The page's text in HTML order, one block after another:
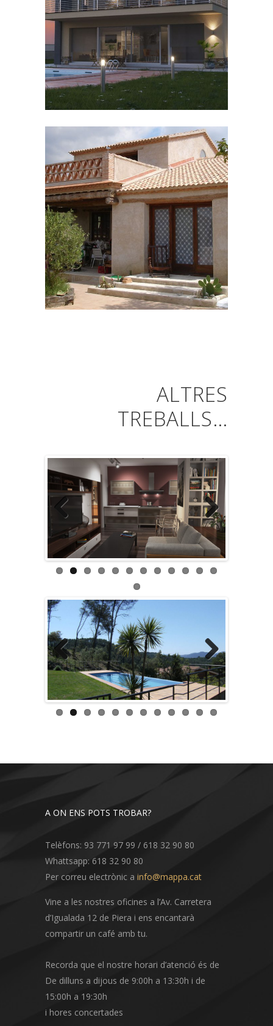
ALTRES
TREBALLS…
Previous Next
Previous Next
A ON ENS POTS TROBAR?
Telèfons: 93 771 97 99 / 618 32 90 80
Whattsapp: 618 32 90 80
Per correu electrònic a info@mappa.cat
Vine a les nostres oficines a l’Av. Carretera
d’Igualada 12 de Piera i ens encantarà
compartir un café amb tu.
Recorda que el nostre horari d’atenció és de
De dilluns a dijous de 9:00h a 13:30h i de
15:00h a 19:30h
i hores concertades